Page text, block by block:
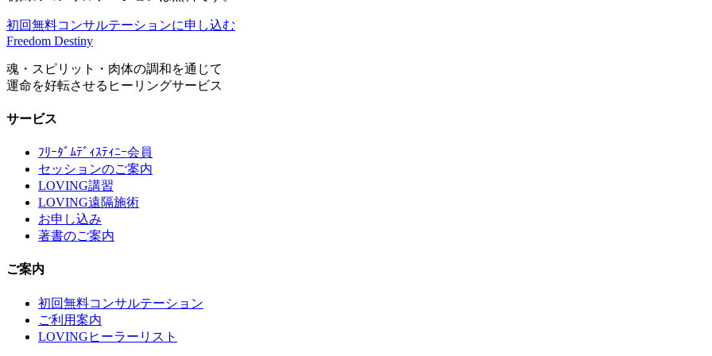
初回無料コンサルテーションに申し込む
Freedom Destiny
魂・スピリット・肉体の調和を通じて
運命を好転させるヒーリングサービス
サービス
ﾌﾘｰﾀﾞﾑﾃﾞｨｽﾃｨﾆｰ会員
セッションのご案内
LOVING講習
LOVING遠隔施術
お申し込み
著書のご案内
ご案内
初回無料コンサルテーション
ご利用案内
LOVINGヒーラーリスト